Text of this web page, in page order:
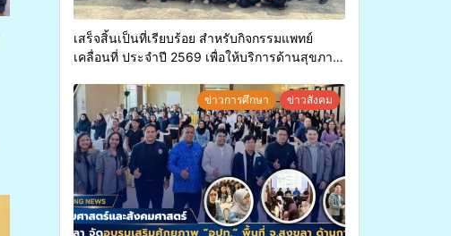
เสร็จสิ้นเป็นที่เรียบร้อย สำหรับกิจกรรมแพทย์
เคลื่อนที่ ประจำปี 2569 เพื่อให้บริการด้านสุขภาพ
ข่าวการศึกษา ข่าวสังคม